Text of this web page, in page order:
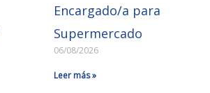
Encargado/a para
Supermercado
06/08/2026
Leer más »